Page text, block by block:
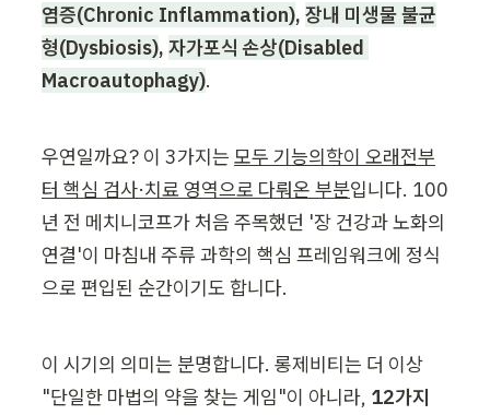
염증(Chronic Inflammation), 장내 미생물 불균
형(Dysbiosis), 자가포식 손상(Disabled
Macroautophagy).
우연일까요? 이 3가지는 모두 기능의학이 오래전부
터 핵심 검사·치료 영역으로 다뤄온 부분입니다. 100
년 전 메치니코프가 처음 주목했던 '장 건강과 노화의
연결'이 마침내 주류 과학의 핵심 프레임워크에 정식
으로 편입된 순간이기도 합니다.
이 시기의 의미는 분명합니다. 롱제비티는 더 이상
"단일한 마법의 약을 찾는 게임"이 아니라, 12가지